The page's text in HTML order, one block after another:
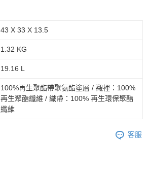
43 X 33 X 13.5
1.32 KG
19.16 L
100%再生聚酯帶聚氨酯塗層 / 襯裡：100%
再生聚酯纖維 / 織帶：100% 再生環保聚酯
纖維
客服